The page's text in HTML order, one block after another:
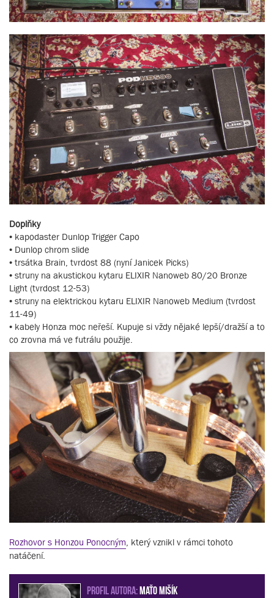
Doplňky
• kapodaster Dunlop Trigger Capo
• Dunlop chrom slide
• trsátka Brain, tvrdost 88 (nyní Janicek Picks)
• struny na akustickou kytaru ELIXIR Nanoweb 80/20 Bronze
Light (tvrdost 12-53)
• struny na elektrickou kytaru ELIXIR Nanoweb Medium (tvrdost
11-49)
• kabely Honza moc neřeší. Kupuje si vždy nějaké lepší/dražší a to
co zrovna má ve futrálu použije.
Rozhovor s Honzou Ponocným , který vznikl v rámci tohoto
natáčení.
PROFIL AUTORA:Maťo Mišík